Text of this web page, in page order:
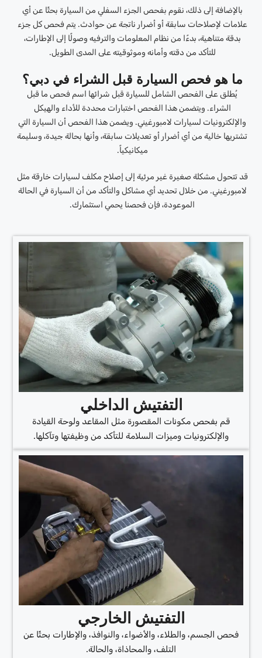
بالإضافة إلى ذلك، نقوم بفحص الجزء السفلي من السيارة بحثًا عن أي
علامات لإصلاحات سابقة أو أضرار ناتجة عن حوادث. يتم فحص كل جزء
بدقة متناهية، بدءًا من نظام المعلومات والترفيه وصولًا إلى الإطارات،
للتأكد من دقته وأمانه وموثوقيته على المدى الطويل.
ما هو فحص السيارة قبل الشراء في دبي؟
يُطلق على الفحص الشامل للسيارة قبل شرائها اسم فحص ما قبل
الشراء. ويتضمن هذا الفحص اختبارات محددة للأداء والهيكل
والإلكترونيات لسيارات لامبورغيني. ويضمن هذا الفحص أن السيارة التي
تشتريها خالية من أي أضرار أو تعديلات سابقة، وأنها بحالة جيدة، وسليمة
ميكانيكياً.
قد تتحول مشكلة صغيرة غير مرئية إلى إصلاح مكلف لسيارات خارقة مثل
لامبورغيني. من خلال تحديد أي مشاكل والتأكد من أن السيارة في الحالة
الموعودة، فإن فحصنا يحمي استثمارك.
التفتيش الداخلي
قم بفحص مكونات المقصورة مثل المقاعد ولوحة القيادة
والإلكترونيات وميزات السلامة للتأكد من وظيفتها وتآكلها.
التفتيش الخارجي
فحص الجسم، والطلاء، والأضواء، والنوافذ، والإطارات بحثًا عن
التلف، والمحاذاة، والحالة.